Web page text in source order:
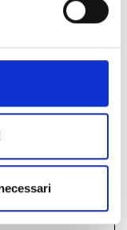
clicca qui:
and the